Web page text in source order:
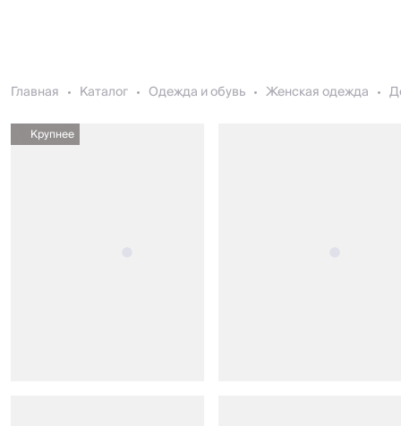
Главная Каталог Одежда и обувь Женская одежда
Крупнее